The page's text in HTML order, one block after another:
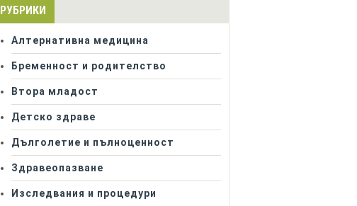
РУБРИКИ
Алтернативна медицина
Бременност и родителство
Втора младост
Детско здраве
Дълголетие и пълноценност
Здравеопазване
Изследвания и процедури